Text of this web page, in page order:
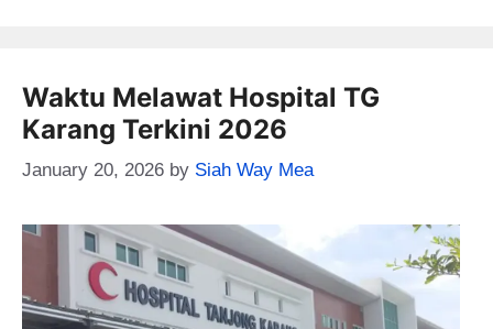
Waktu Melawat Hospital TG
Karang Terkini 2026
January 20, 2026 by Siah Way Mea